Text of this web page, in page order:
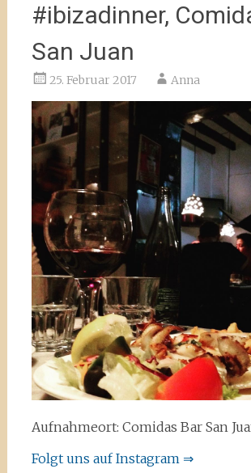
#ibizadinner,
San Juan
25. Februar 2017 Anna
Aufnahmeort: Comidas Bar San
Folgt uns auf Instagram ⇒